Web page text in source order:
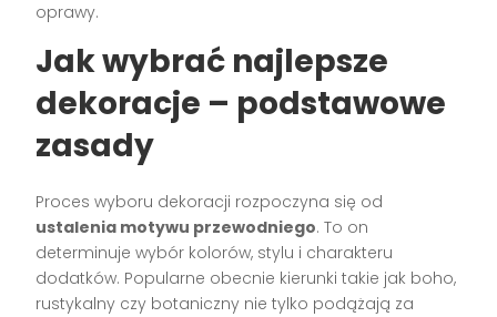
oprawy.
Jak wybrać najlepsze
dekoracje – podstawowe
zasady
Proces wyboru dekoracji rozpoczyna się od
ustalenia motywu przewodniego. To on
determinuje wybór kolorów, stylu i charakteru
dodatków. Popularne obecnie kierunki takie jak boho,
rustykalny czy botaniczny nie tylko podążają za